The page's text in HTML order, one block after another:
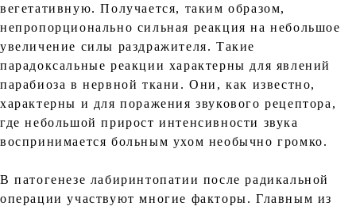
вегетативную. Получается, таким образом,
непропорционально сильная реакция на небольшое
увеличение силы раздражителя. Такие
парадоксальные реакции характерны для явлений
парабиоза в нервной ткани. Они, как известно,
характерны и для поражения звукового рецептора,
где небольшой прирост интенсивности звука
воспринимается больным ухом необычно громко.
В патогенезе лабиринтопатии после радикальной
операции участвуют многие факторы. Главным из